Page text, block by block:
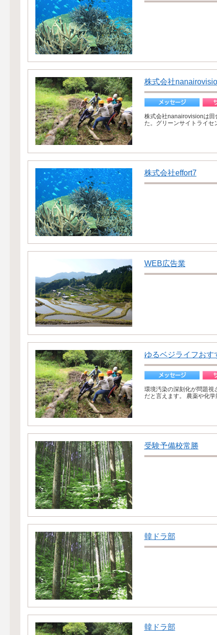
株式会社
株式会社nanairovisionは田
た。グリーンサイトライセ
株式会社effort7
WEB広告業
ゆるベジライフおす
環境汚染の深刻化が問題視
だと言えます。 農薬や化
受験予備校常勝
韓ドラ部
韓ドラ部